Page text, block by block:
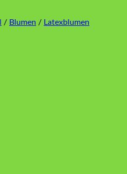
/ Blumen / Latexblumen